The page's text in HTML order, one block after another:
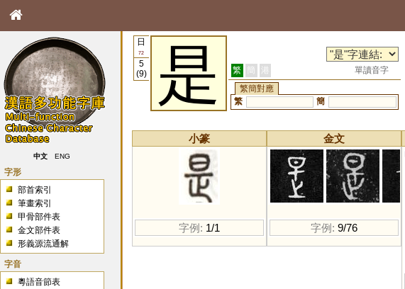
中文 ENG
字形
部首索引
筆畫索引
甲骨部件表
金文部件表
形義源流通解
字音
粵語音節表
日
72
5
(9)
是 繁 簡 港
單讀音字
繁簡對應
繁
簡
小篆
字例: 1/1
金文
字例: 9/76